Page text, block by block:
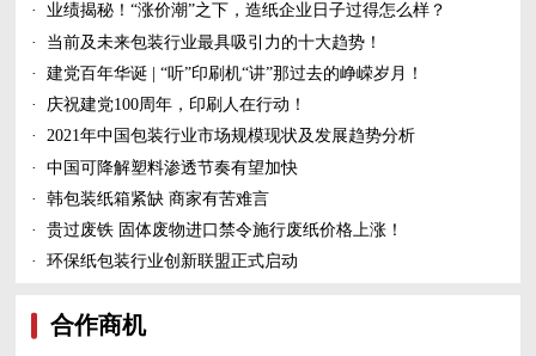
·
业绩揭秘！“涨价潮”之下，造纸企业日子过得怎么样？
·
当前及未来包装行业最具吸引力的十大趋势！
·
建党百年华诞 | “听”印刷机“讲”那过去的峥嵘岁月！
·
庆祝建党100周年，印刷人在行动！
·
2021年中国包装行业市场规模现状及发展趋势分析
·
中国可降解塑料渗透节奏有望加快
·
韩包装纸箱紧缺 商家有苦难言
·
贵过废铁 固体废物进口禁令施行废纸价格上涨！
·
环保纸包装行业创新联盟正式启动
合作商机